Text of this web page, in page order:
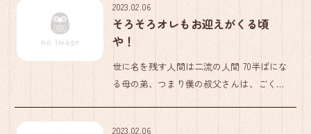
らせず、おともだちともなかよく、げんき
にあそびまわれるようになれる […]
2023.02.06
そろそろオレもお迎えがくる頃
や！
世に名を残す人間は二流の人間 70半ばにな
る母の弟、つまり僕の叔父さんは、ごくご
2023.02.06